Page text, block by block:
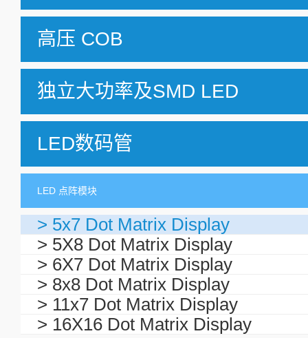
高压 COB
独立大功率及SMD LED
LED数码管
LED 点阵模块
> 5x7 Dot Matrix Display
> 5X8 Dot Matrix Display
> 6X7 Dot Matrix Display
> 8x8 Dot Matrix Display
> 11x7 Dot Matrix Display
> 16X16 Dot Matrix Display